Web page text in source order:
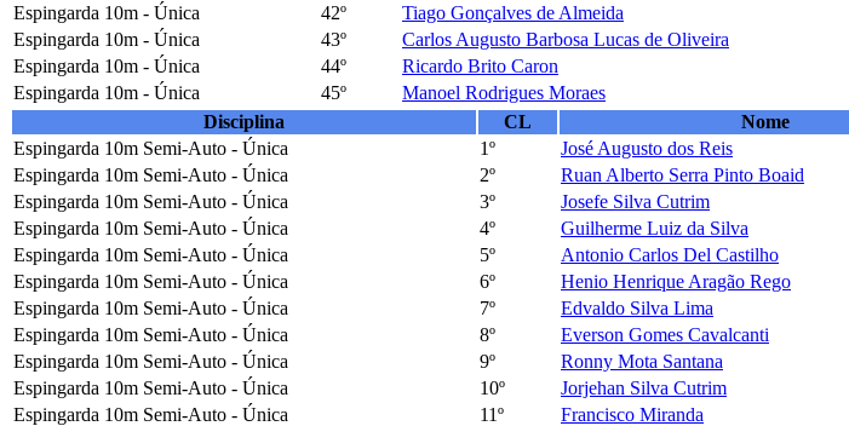
Espingarda 10m - Única
42º Tiago Gonçalves de Almeida
Espingarda 10m - Única
43º Carlos Augusto Barbosa Lucas de Oliveira
Espingarda 10m - Única
44º Ricardo Brito Caron
Espingarda 10m - Única
45º Manoel Rodrigues Moraes
Disciplina
CL Nome
Espingarda 10m Semi-Auto - Única
1º José Augusto dos Reis
Espingarda 10m Semi-Auto - Única
2º Ruan Alberto Serra Pinto Boaid
Espingarda 10m Semi-Auto - Única
3º Josefe Silva Cutrim
Espingarda 10m Semi-Auto - Única
4º Guilherme Luiz da Silva
Espingarda 10m Semi-Auto - Única
5º Antonio Carlos Del Castilho
Espingarda 10m Semi-Auto - Única
6º Henio Henrique Aragão Rego
Espingarda 10m Semi-Auto - Única
7º Edvaldo Silva Lima
Espingarda 10m Semi-Auto - Única
8º Everson Gomes Cavalcanti
Espingarda 10m Semi-Auto - Única
9º Ronny Mota Santana
Espingarda 10m Semi-Auto - Única
10º Jorjehan Silva Cutrim
Espingarda 10m Semi-Auto - Única
11º Francisco Miranda